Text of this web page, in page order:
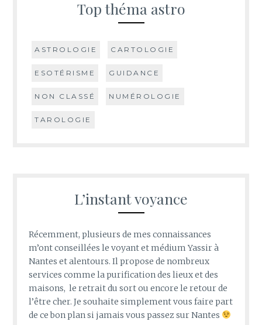
Top théma astro
ASTROLOGIE CARTOLOGIE
ESOTÉRISME GUIDANCE
NON CLASSÉ NUMÉROLOGIE
TAROLOGIE
L’instant voyance
Récemment, plusieurs de mes connaissances
m’ont conseillées le voyant et médium Yassir à
Nantes et alentours. Il propose de nombreux
services comme la purification des lieux et des
maisons, le retrait du sort ou encore le retour de
l’être cher. Je souhaite simplement vous faire part
de ce bon plan si jamais vous passez sur Nantes